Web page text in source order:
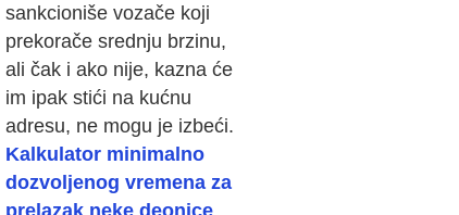
sankcioniše vozače koji
prekorače srednju brzinu,
ali čak i ako nije, kazna će
im ipak stići na kućnu
adresu, ne mogu je izbeći.
Kalkulator minimalno
dozvoljenog vremena za
prelazak neke deonice